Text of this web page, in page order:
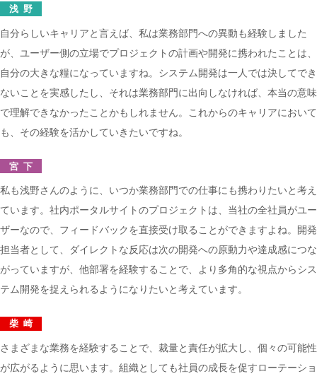
浅野
自分らしいキャリアと言えば、私は業務部門への異動も経験しました
が、ユーザー側の立場でプロジェクトの計画や開発に携われたことは、
自分の大きな糧になっていますね。システム開発は一人では決してでき
ないことを実感したし、それは業務部門に出向しなければ、本当の意味
で理解できなかったことかもしれません。これからのキャリアにおいて
も、その経験を活かしていきたいですね。
宮下
私も浅野さんのように、いつか業務部門での仕事にも携わりたいと考え
ています。社内ポータルサイトのプロジェクトは、当社の全社員がユー
ザーなので、フィードバックを直接受け取ることができますよね。開発
担当者として、ダイレクトな反応は次の開発への原動力や達成感につな
がっていますが、他部署を経験することで、より多角的な視点からシス
テム開発を捉えられるようになりたいと考えています。
柴崎
さまざまな業務を経験することで、裁量と責任が拡大し、個々の可能性
が広がるように思います。組織としても社員の成長を促すローテーショ